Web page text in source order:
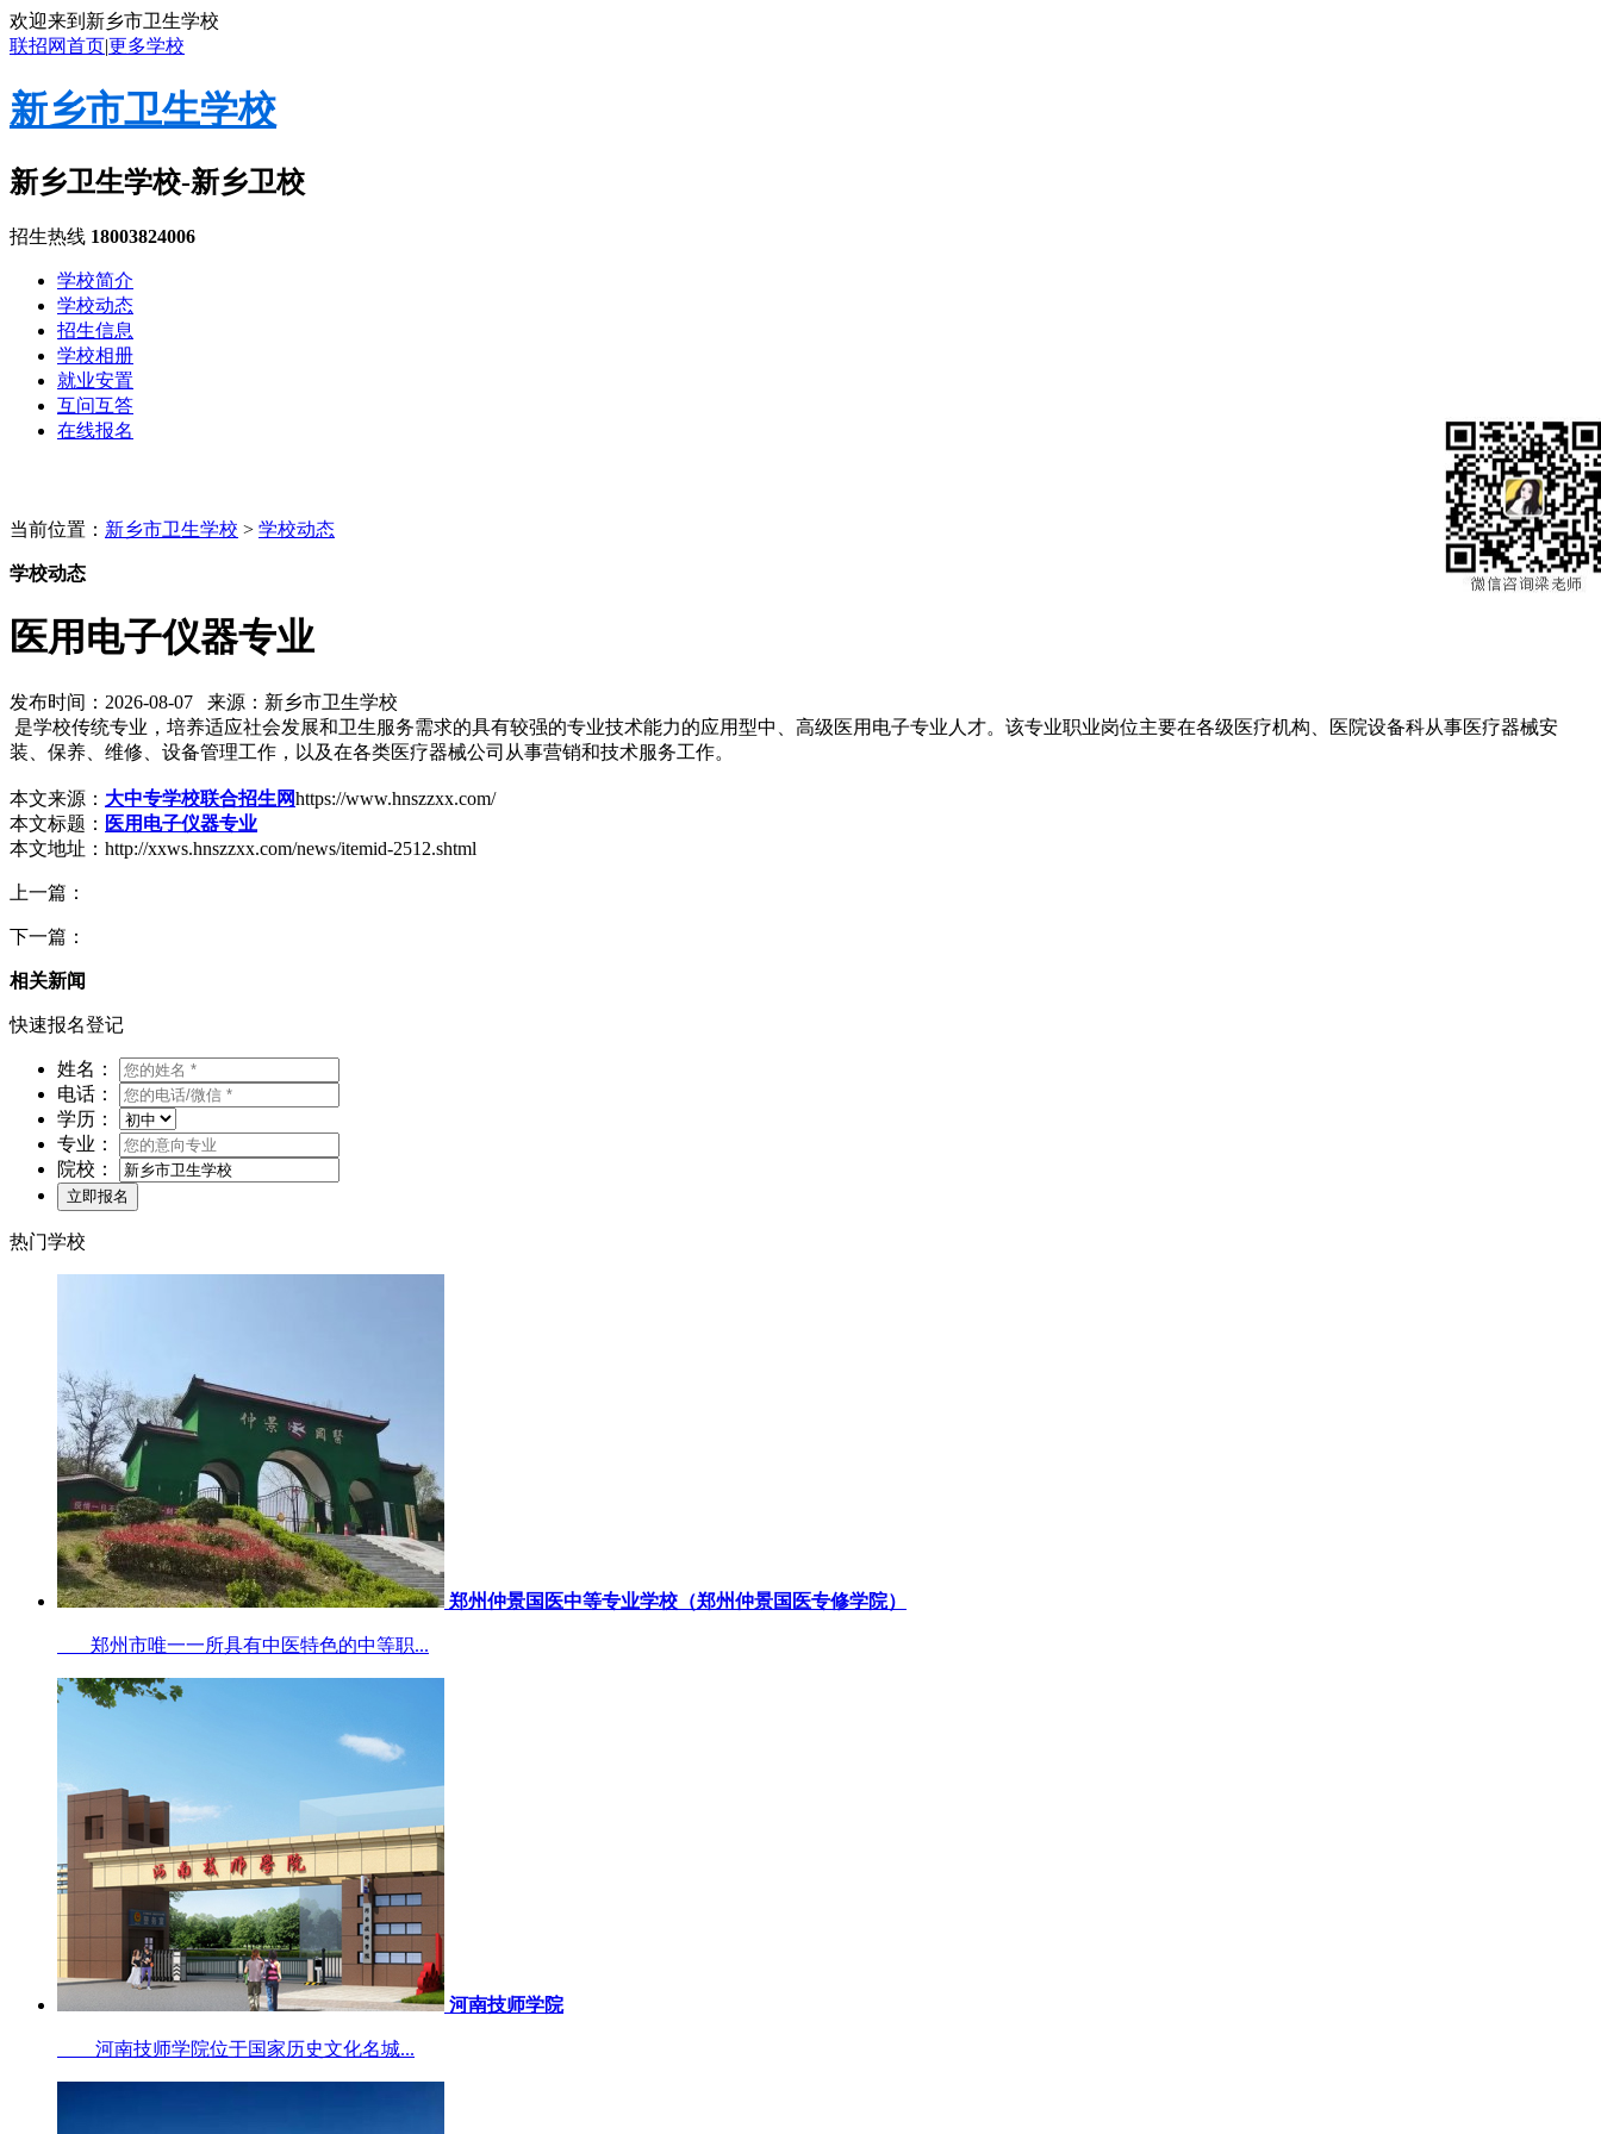
欢迎来到新乡市卫生学校
联招网首页|更多学校
新乡市卫生学校
新乡卫生学校-新乡卫校
招生热线 18003824006
学校简介
学校动态
招生信息
学校相册
就业安置
互问互答
在线报名
当前位置： 新乡市卫生学校 > 学校动态
学校动态
医用电子仪器专业
发布时间：2026-08-07 来源：新乡市卫生学校
是学校传统专业，培养适应社会发展和卫生服务需求的具有较强的专业技术能力的应用型中、高级医用电子专业人才。该专业职业岗位主要在各级医疗机构、医院设备科从事医疗器械安
装、保养、维修、设备管理工作，以及在各类医疗器械公司从事营销和技术服务工作。
本文来源： 大中专学校联合招生网https://www.hnszzxx.com/
本文标题： 医用电子仪器专业
本文地址：http://xxws.hnszzxx.com/news/itemid-2512.shtml
上一篇：
下一篇：
相关新闻
快速报名登记
姓名：
电话：
学历：
专业：
院校：
热门学校
郑州仲景国医中等专业学校（郑州仲景国医专修学院）
郑州市唯一一所具有中医特色的中等职...
河南技师学院
河南技师学院位于国家历史文化名城...